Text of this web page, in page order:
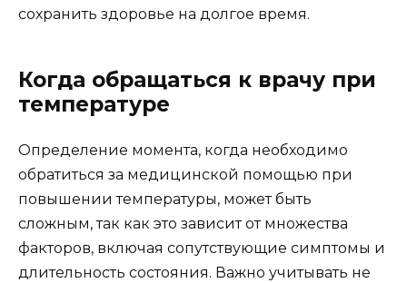
сохранить здоровье на долгое время.
Когда обращаться к врачу при
температуре
Определение момента, когда необходимо
обратиться за медицинской помощью при
повышении температуры, может быть
сложным, так как это зависит от множества
факторов, включая сопутствующие симптомы и
длительность состояния. Важно учитывать не